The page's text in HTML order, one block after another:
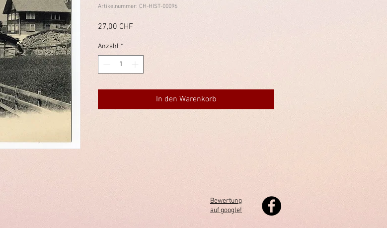
Artikelnummer: CH-HIST-00096
27,00 CHF
Anzahl *
In den Warenkorb
Bewertung
auf google!